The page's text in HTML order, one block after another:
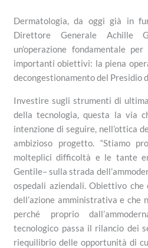
Dermatologia, da oggi già in
Direttore Generale Achille
un’operazione fondamentale
importanti obiettivi: la piena
decongestionamento del Presidio
Investire sugli strumenti di
della tecnologia, questa la via
intenzione di seguire, nell’ottica
ambizioso progetto. “Stiamo
molteplici difficoltà e le tante
Gentile– sulla strada
ospedali aziendali. Obiettivo che
dell’azione amministrativa e che
perché proprio
tecnologico passa il rilancio dei
riequilibrio delle opportunità di